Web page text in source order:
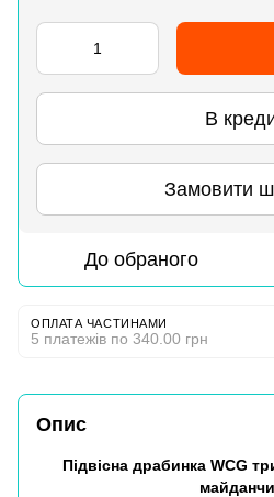
В
Замовити
До обраного
ОПЛАТА ЧАСТИНАМИ
5 платежів по 340.00 грн
Опис
Підвісна драбинка WCG